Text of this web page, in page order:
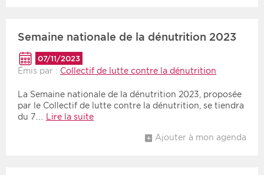
Sanitaire
Médico-social
Choisir une date de débutChoisir une date de fin
Inversé
Semaine nationale de la dénutrition 2023
07/11/2023
Émis par : Collectif de lutte contre la dénutrition
La Semaine nationale de la dénutrition 2023, proposée
par le Collectif de lutte contre la dénutrition, se tiendra
du 7…
Lire la suite
Ajouter à mon agenda